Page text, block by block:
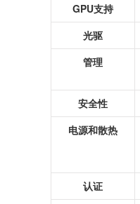
GPU支持
光驱
管理
安全性
电源和散热
认证